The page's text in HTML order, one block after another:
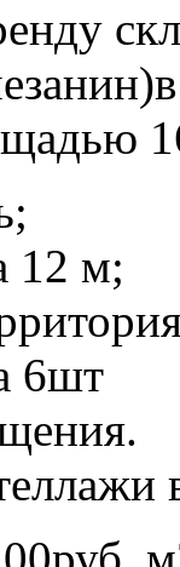
12 м;
6шт